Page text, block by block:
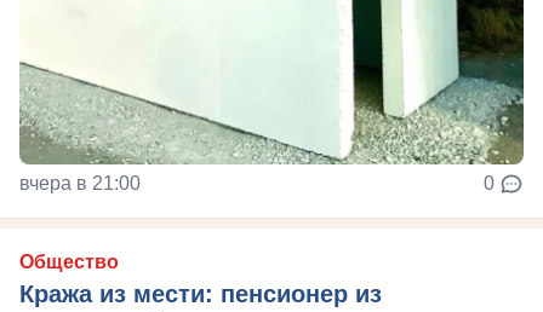
вчера в 21:00 0
Общество
Кража из мести: пенсионер из